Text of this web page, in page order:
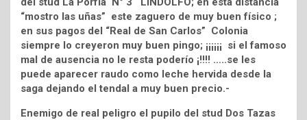
“mostro las uñas” este zaguero de muy buen físico ;
en sus pagos del “Real de San Carlos” Colonia
siempre lo creyeron muy buen pingo; ¡¡¡¡¡¡ si el famoso
mal de ausencia no le resta poderío ¡!!!! …..se les
puede aparecer raudo como leche hervida desde la
saga dejando el tendal a muy buen precio.-
Enemigo de real peligro el pupilo del stud Dos Tazas